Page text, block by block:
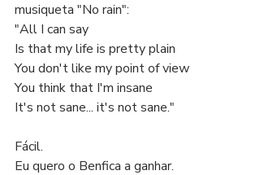
musiqueta "No rain":
"All I can say
Is that my life is pretty plain
You don't like my point of view
You think that I'm insane
It's not sane... it's not sane."
Fácil.
Eu quero o Benfica a ganhar.